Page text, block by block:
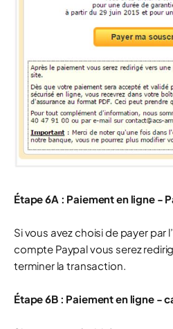
Étape 6A : Paiement en ligne -
Si vous avez choisi de payer par
compte Paypal vous serez
terminer la transaction.
Étape 6B : Paiement en ligne -